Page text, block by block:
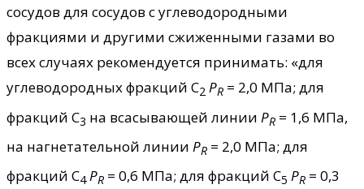
сосудов для сосудов с углеводородными
фракциями и другими сжиженными газами во
всех случаях рекомендуется принимать: «для
углеводородных фракций С2 PR = 2,0 МПа; для
фракций С3 на всасывающей линии PR = 1,6 МПа,
на нагнетательной линии PR = 2,0 МПа; для
фракций С4 PR = 0,6 МПа; для фракций С5 PR = 0,3